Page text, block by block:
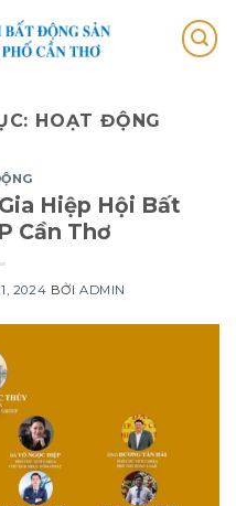
HOẠT ĐỘNG
Hiệp Hội Bất
Cần Thơ
2024 BỞI ADMIN